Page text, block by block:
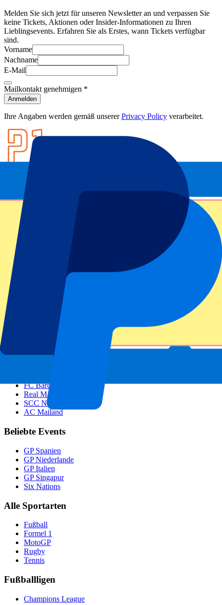
Melden Sie sich jetzt für unseren Newsletter an und verpassen Sie
keine Tickets, Aktionen oder Insider-Informationen zu Ihren
Lieblingsevents. Erfahren Sie als Erstes, wann Tickets verfügbar
sind.
Vorname
Nachname
E-Mail
Mailkontakt genehmigen *
Anmelden
Ihre Angaben werden gemäß unsererPrivacy Policy verarbeitet.
FAQ
Ist das Datum der Spiele bestätigt?
Kann ich mir meinen Platz aussuchen?
Bietet ihr nur Karten für den Heimbereich an?
Haben Sie weitere Fragen?
Footer menu
FC Barcelona
Real Madrid
SCC Neapel
AC Mailand
Beliebte Events
GP Spanien
GP Niederlande
GP Italien
GP Singapur
Six Nations
Alle Sportarten
Fußball
Formel 1
MotoGP
Rugby
Tennis
Fußballligen
Champions League